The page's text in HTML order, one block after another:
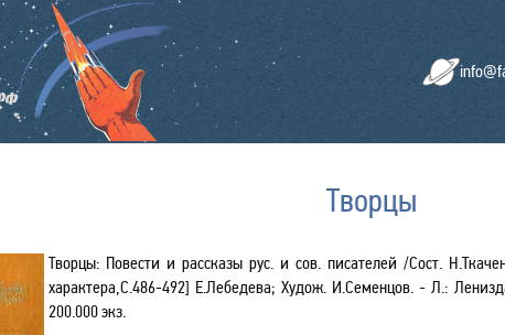
Творцы
Творцы: Повести и рассказы рус. и сов. писателей /Сост.
характера,С.486-492] Е.Лебедева; Худож. И.Семенцов. - Л.:
200.000 экз.